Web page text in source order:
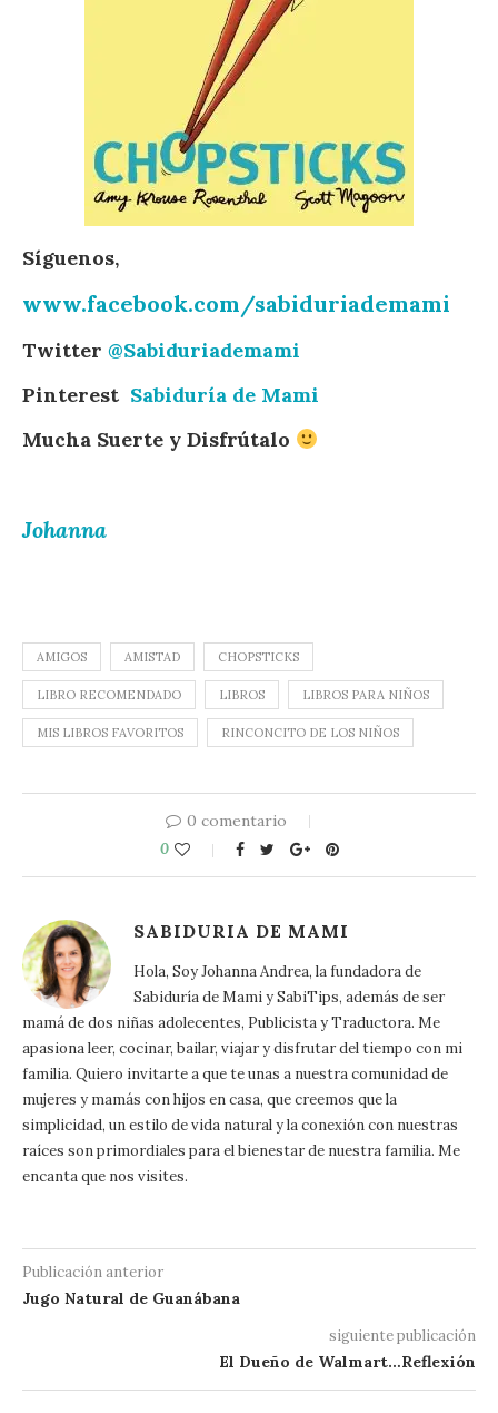
Síguenos,
www.facebook.com/sabiduriademami
Twitter @Sabiduriademami
Pinterest Sabiduría de Mami
Mucha Suerte y Disfrútalo
Johanna
AMIGOS AMISTAD CHOPSTICKS
LIBRO RECOMENDADO LIBROS LIBROS PARA NIÑOS
MIS LIBROS FAVORITOS RINCONCITO DE LOS NIÑOS
0 comentario
0
SABIDURIA DE MAMI
Hola, Soy Johanna Andrea, la fundadora de
Sabiduría de Mami y SabiTips, además de ser
mamá de dos niñas adolecentes, Publicista y Traductora. Me
apasiona leer, cocinar, bailar, viajar y disfrutar del tiempo con mi
familia. Quiero invitarte a que te unas a nuestra comunidad de
mujeres y mamás con hijos en casa, que creemos que la
simplicidad, un estilo de vida natural y la conexión con nuestras
raíces son primordiales para el bienestar de nuestra familia. Me
encanta que nos visites.
Publicación anterior
Jugo Natural de Guanábana
siguiente publicación
El Dueño de Walmart…Reflexión